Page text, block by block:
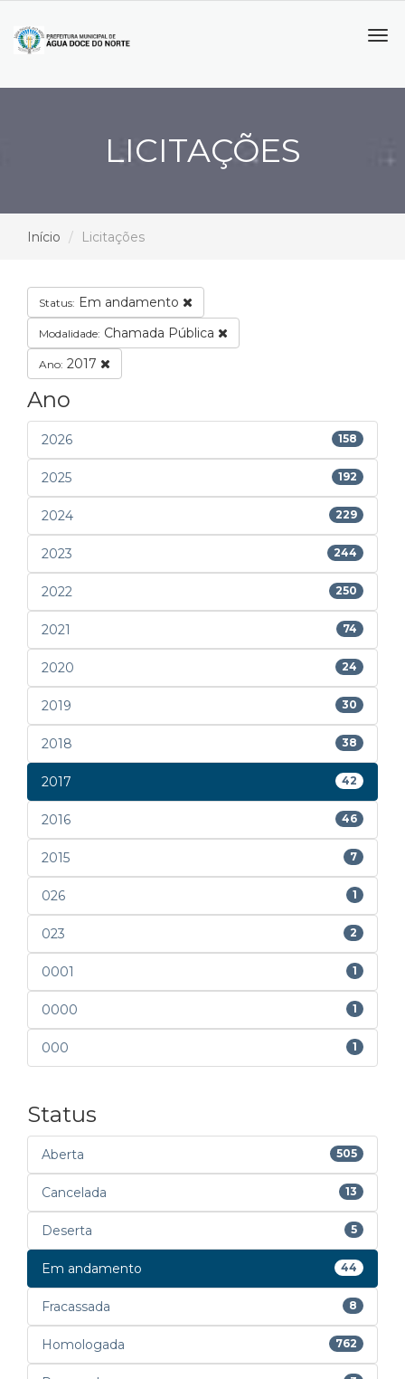
LICITAÇÕES
Início Licitações
Status: Em andamento
Modalidade: Chamada Pública
Ano: 2017
Ano
2026 158
2025 192
2024 229
2023 244
2022 250
2021 74
2020 24
2019 30
2018 38
2017 42
2016 46
2015 7
026 1
023 2
0001 1
0000 1
000 1
Status
Aberta 505
Cancelada 13
Deserta 5
Em andamento 44
Fracassada 8
Homologada 762